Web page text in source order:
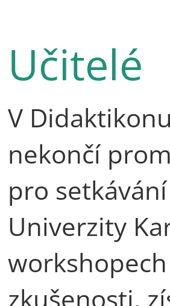
Učitelé
V
nekončí
pro
Univerzity
zkušenosti,